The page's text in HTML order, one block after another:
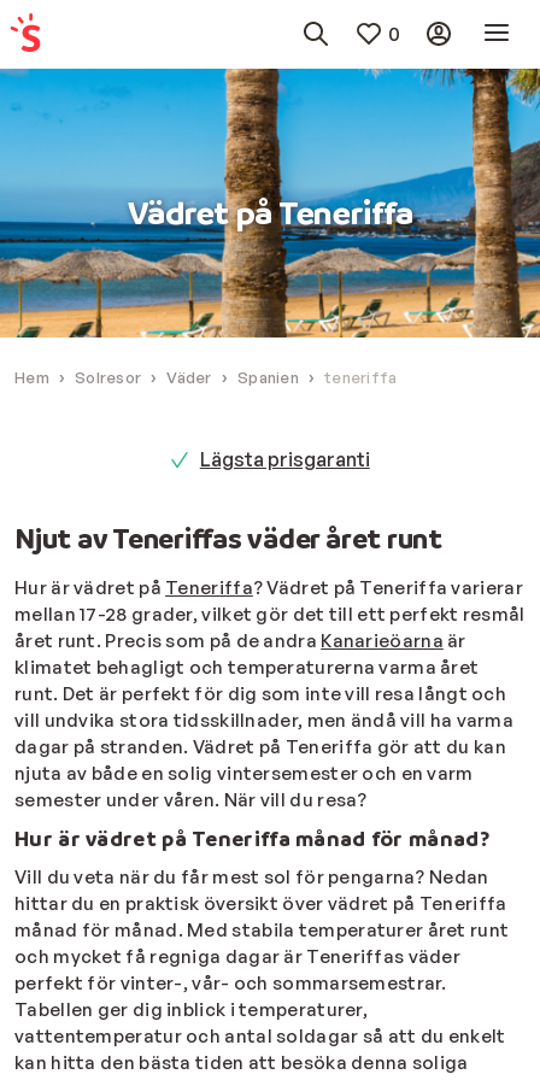
0
Vädret på Teneriffa
Hem Solresor Väder Spanien teneriffa
Lägsta prisgaranti
Njut av Teneriffas väder året runt
Hur är vädret på Teneriffa? Vädret på Teneriffa varierar
mellan 17-28 grader, vilket gör det till ett perfekt resmål
året runt. Precis som på de andra Kanarieöarna är
klimatet behagligt och temperaturerna varma året
runt. Det är perfekt för dig som inte vill resa långt och
vill undvika stora tidsskillnader, men ändå vill ha varma
dagar på stranden. Vädret på Teneriffa gör att du kan
njuta av både en solig vintersemester och en varm
semester under våren. När vill du resa?
Hur är vädret på Teneriffa månad för månad?
Vill du veta när du får mest sol för pengarna? Nedan
hittar du en praktisk översikt över vädret på Teneriffa
månad för månad. Med stabila temperaturer året runt
och mycket få regniga dagar är Teneriffas väder
perfekt för vinter-, vår- och sommarsemestrar.
Tabellen ger dig inblick i temperaturer,
vattentemperatur och antal soldagar så att du enkelt
kan hitta den bästa tiden att besöka denna soliga